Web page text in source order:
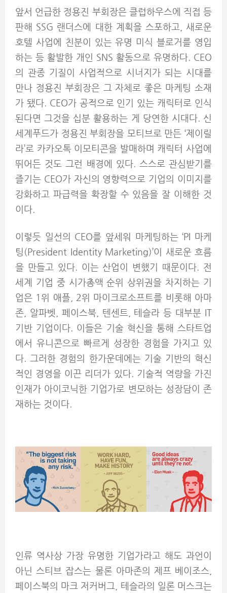
앞서 언급한 정용진 부회장은 클럽하우스에 직접 등
판해 SSG 랜더스에 대한 계획을 스포하고, 새로운
호텔 사업에 친분이 있는 유명 미식 블로거를 영입
하는 등 활발한 개인 SNS 활동으로 유명하다. CEO
의 관종 기질이 사업적으로 시너지가 되는 시대를
만나 정용진 부회장은 그 자체로 좋은 마케팅 소재
가 됐다. CEO가 공적으로 인기 있는 캐릭터로 인식
된다면 그것을 십분 활용하는 게 당연한 시대다. 신
세계푸드가 정용진 부회장을 모티브로 만든 ‘제이릴
라’로 카카오톡 이모티콘을 발매하며 캐릭터 사업에
뛰어든 것도 그런 배경에 있다. 스스로 관심받기를
즐기는 CEO가 자신의 영향력으로 기업의 이미지를
강화하고 파급력을 확장할 수 있음을 잘 이해한 것
이다.
이렇듯 일선의 CEO를 앞세워 마케팅하는 ‘PI 마케
팅(President Identity Marketing)’이 새로운 흐름
을 만들고 있다. 이는 산업이 변했기 때문이다. 전
세계 기업 중 시가총액 순위 상위권을 차지하는 기
업은 1위 애플, 2위 마이크로소프트를 비롯해 아마
존, 알파벳, 페이스북, 텐센트, 테슬라 등 대부분 IT
기반 기업이다. 이들은 기술 혁신을 통해 스타트업
에서 유니콘으로 빠르게 성장한 경험을 가지고 있
다. 그러한 경험의 한가운데에는 기술 기반의 혁신
적인 경영을 이끈 리더가 있다. 기술적 역량을 가진
인재가 아이코닉한 기업가로 변모하는 성장담이 존
재하는 것이다.
인류 역사상 가장 유명한 기업가라고 해도 과언이
아닌 스티브 잡스는 물론 아마존의 제프 베이조스,
페이스북의 마크 저커버그, 테슬라의 일론 머스크는